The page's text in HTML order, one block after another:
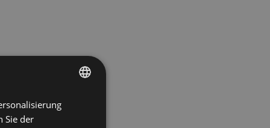
ENGLISH
Sie der